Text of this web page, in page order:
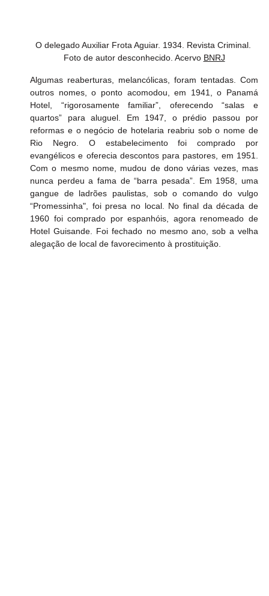
O delegado Auxiliar Frota Aguiar. 1934. Revista Criminal.
Foto de autor desconhecido. Acervo BNRJ
Algumas reaberturas, melancólicas, foram tentadas. Com
outros nomes, o ponto acomodou, em 1941, o Panamá
Hotel, “rigorosamente familiar”, oferecendo “salas e
quartos” para aluguel. Em 1947, o prédio passou por
reformas e o negócio de hotelaria reabriu sob o nome de
Rio Negro. O estabelecimento foi comprado por
evangélicos e oferecia descontos para pastores, em 1951.
Com o mesmo nome, mudou de dono várias vezes, mas
nunca perdeu a fama de “barra pesada”. Em 1958, uma
gangue de ladrões paulistas, sob o comando do vulgo
“Promessinha", foi presa no local. No final da década de
1960 foi comprado por espanhóis, agora renomeado de
Hotel Guisande. Foi fechado no mesmo ano, sob a velha
alegação de local de favorecimento à prostituição.